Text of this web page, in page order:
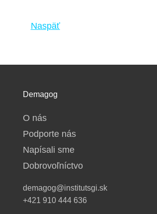
Naspäť
Demagog
O nás
Podporte nás
Napísali sme
Dobrovoľníctvo
demagog@institutsgi.sk
+421 910 444 636